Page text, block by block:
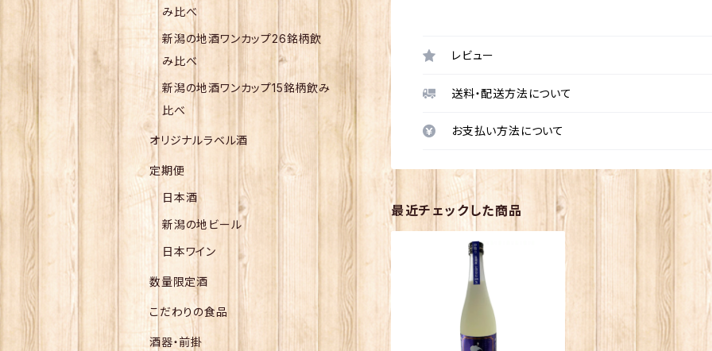
レビュー
送料・配送方法について
お支払い方法について
最近チェックした商品
み比べ
新潟の地酒ワンカップ26銘柄飲
み比べ
新潟の地酒ワンカップ15銘柄飲み
比べ
オリジナルラベル酒
定期便
日本酒
新潟の地ビール
日本ワイン
数量限定酒
こだわりの食品
酒器・前掛